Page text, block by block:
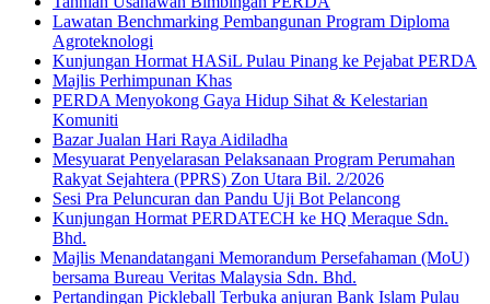
Lawatan Benchmarking Pembangunan Program Diploma
Agroteknologi
Kunjungan Hormat HASiL Pulau Pinang ke Pejabat PERDA
Majlis Perhimpunan Khas
PERDA Menyokong Gaya Hidup Sihat & Kelestarian
Komuniti
Bazar Jualan Hari Raya Aidiladha
Mesyuarat Penyelarasan Pelaksanaan Program Perumahan
Rakyat Sejahtera (PPRS) Zon Utara Bil. 2/2026
Sesi Pra Peluncuran dan Pandu Uji Bot Pelancong
Kunjungan Hormat PERDATECH ke HQ Meraque Sdn.
Bhd.
Majlis Menandatangani Memorandum Persefahaman (MoU)
bersama Bureau Veritas Malaysia Sdn. Bhd.
Pertandingan Pickleball Terbuka anjuran Bank Islam Pulau